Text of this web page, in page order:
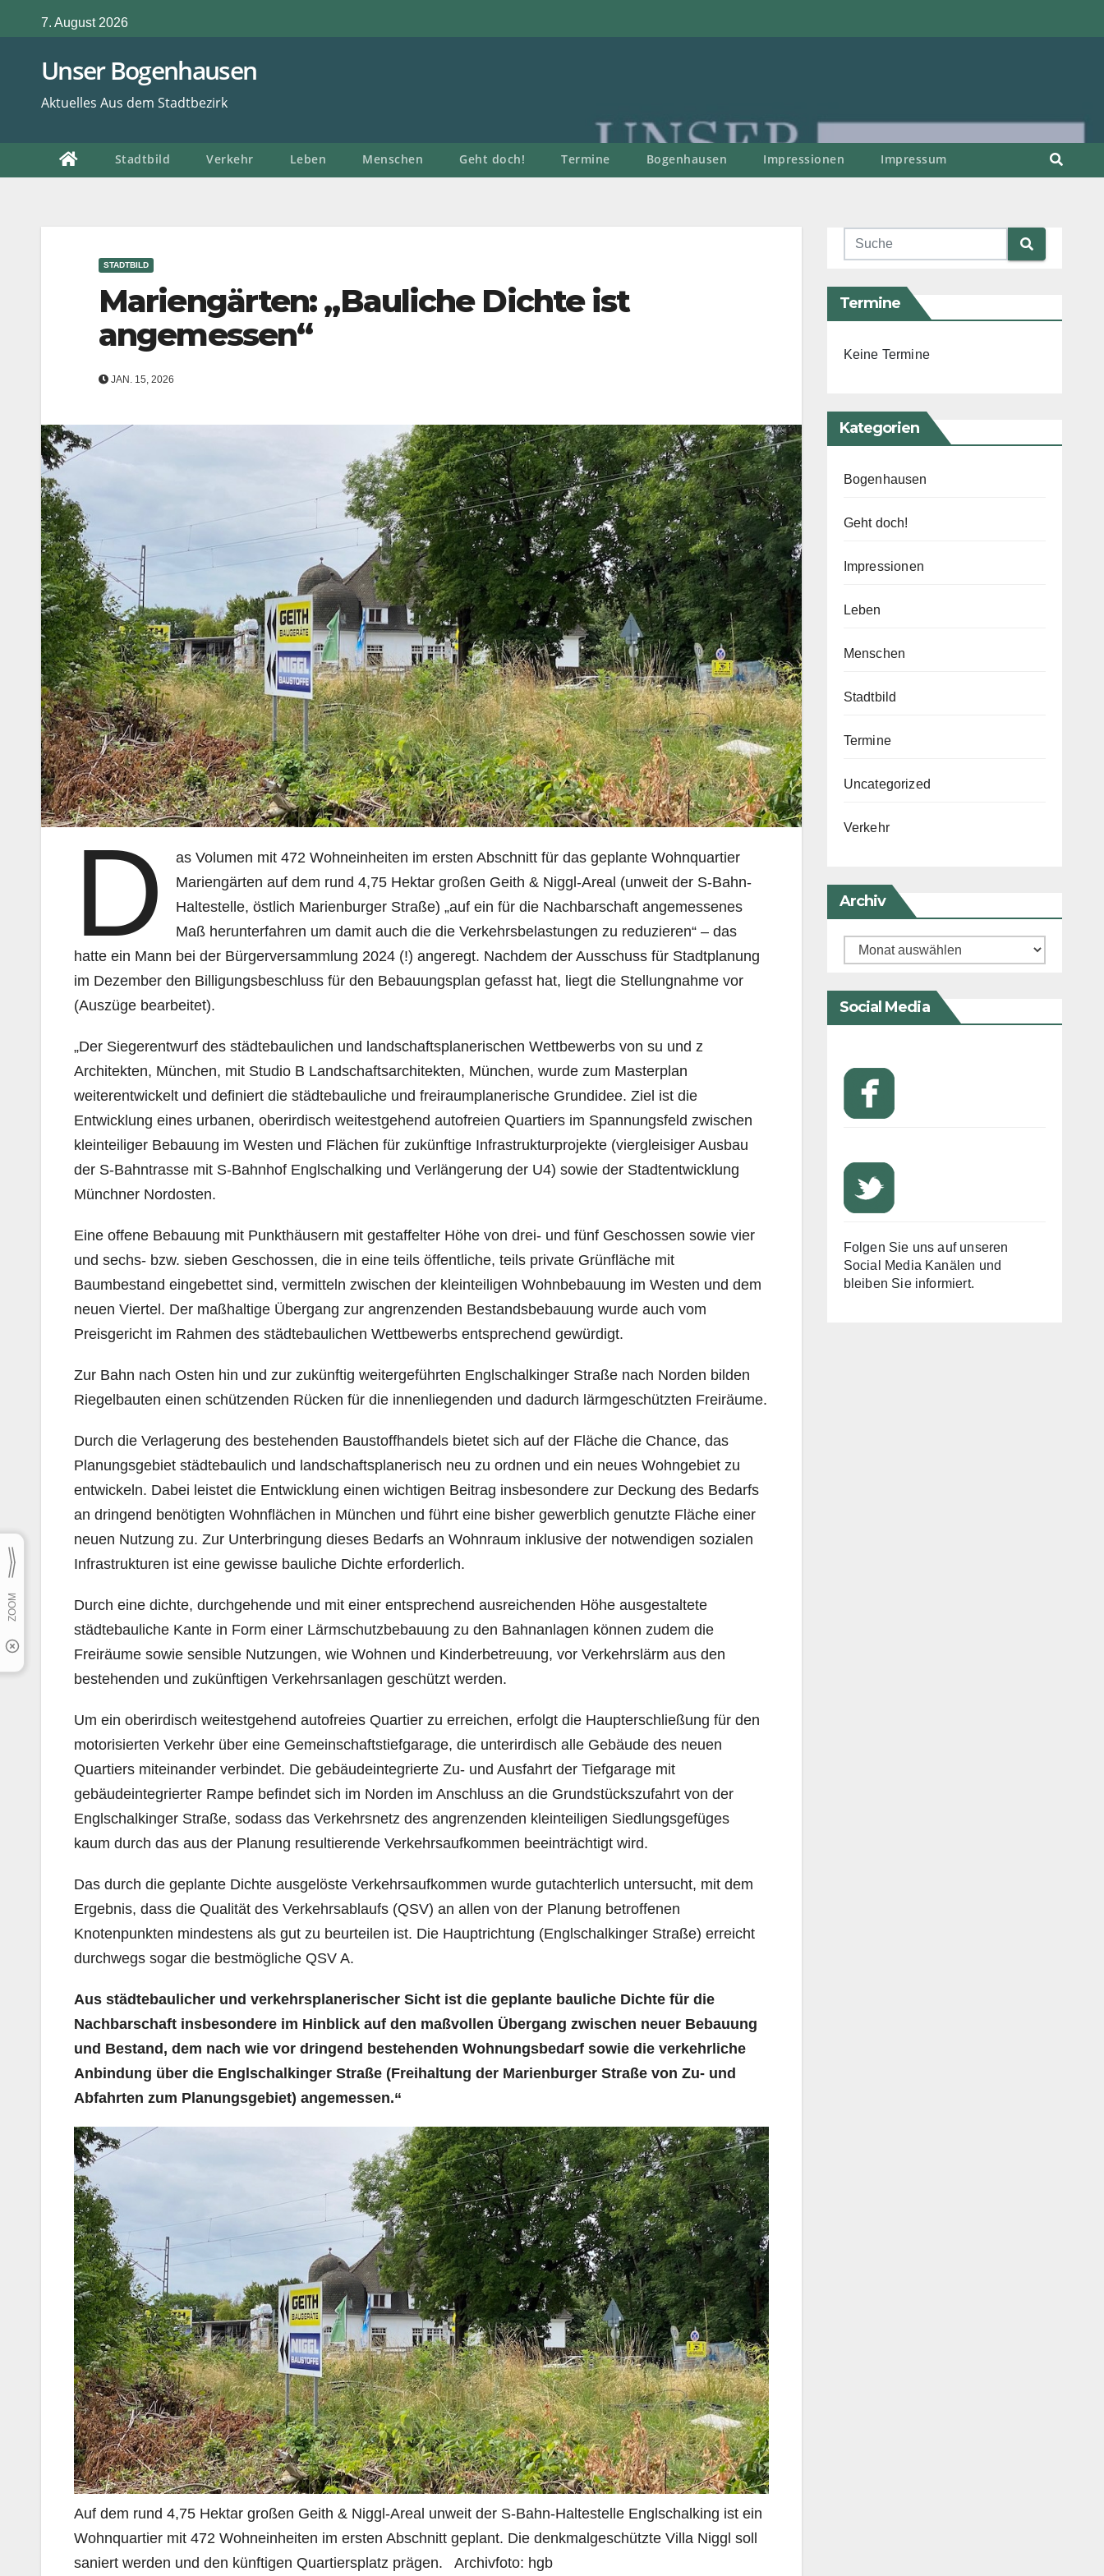
Inhalt
springen
7. August 2026
Unser Bogenhausen
Aktuelles Aus dem Stadtbezirk
Stadtbild Verkehr Leben Menschen Geht doch! Termine Bogenhausen Impressionen Impressum
STADTBILD
Mariengärten: „Bauliche Dichte ist
angemessen“
JAN. 15, 2026
D
as Volumen mit 472 Wohneinheiten im ersten Abschnitt für das geplante Wohnquartier
Mariengärten auf dem rund 4,75 Hektar großen Geith & Niggl-Areal (unweit der S-Bahn-
Haltestelle, östlich Marienburger Straße) „auf ein für die Nachbarschaft angemessenes
Maß herunterfahren um damit auch die die Verkehrsbelastungen zu reduzieren“ – das
hatte ein Mann bei der Bürgerversammlung 2024 (!) angeregt. Nachdem der Ausschuss für Stadtplanung
im Dezember den Billigungsbeschluss für den Bebauungsplan gefasst hat, liegt die Stellungnahme vor
(Auszüge bearbeitet).
„Der Siegerentwurf des städtebaulichen und landschaftsplanerischen Wettbewerbs von su und z
Architekten, München, mit Studio B Landschaftsarchitekten, München, wurde zum Masterplan
weiterentwickelt und definiert die städtebauliche und freiraumplanerische Grundidee. Ziel ist die
Entwicklung eines urbanen, oberirdisch weitestgehend autofreien Quartiers im Spannungsfeld zwischen
kleinteiliger Bebauung im Westen und Flächen für zukünftige Infrastrukturprojekte (viergleisiger Ausbau
der S-Bahntrasse mit S-Bahnhof Englschalking und Verlängerung der U4) sowie der Stadtentwicklung
Münchner Nordosten.
Eine offene Bebauung mit Punkthäusern mit gestaffelter Höhe von drei- und fünf Geschossen sowie vier
und sechs- bzw. sieben Geschossen, die in eine teils öffentliche, teils private Grünfläche mit
Baumbestand eingebettet sind, vermitteln zwischen der kleinteiligen Wohnbebauung im Westen und dem
neuen Viertel. Der maßhaltige Übergang zur angrenzenden Bestandsbebauung wurde auch vom
Preisgericht im Rahmen des städtebaulichen Wettbewerbs entsprechend gewürdigt.
Zur Bahn nach Osten hin und zur zukünftig weitergeführten Englschalkinger Straße nach Norden bilden
Riegelbauten einen schützenden Rücken für die innenliegenden und dadurch lärmgeschützten Freiräume.
Durch die Verlagerung des bestehenden Baustoffhandels bietet sich auf der Fläche die Chance, das
Planungsgebiet städtebaulich und landschaftsplanerisch neu zu ordnen und ein neues Wohngebiet zu
entwickeln. Dabei leistet die Entwicklung einen wichtigen Beitrag insbesondere zur Deckung des Bedarfs
an dringend benötigten Wohnflächen in München und führt eine bisher gewerblich genutzte Fläche einer
neuen Nutzung zu. Zur Unterbringung dieses Bedarfs an Wohnraum inklusive der notwendigen sozialen
Infrastrukturen ist eine gewisse bauliche Dichte erforderlich.
Durch eine dichte, durchgehende und mit einer entsprechend ausreichenden Höhe ausgestaltete
städtebauliche Kante in Form einer Lärmschutzbebauung zu den Bahnanlagen können zudem die
Freiräume sowie sensible Nutzungen, wie Wohnen und Kinderbetreuung, vor Verkehrslärm aus den
bestehenden und zukünftigen Verkehrsanlagen geschützt werden.
Um ein oberirdisch weitestgehend autofreies Quartier zu erreichen, erfolgt die Haupterschließung für den
motorisierten Verkehr über eine Gemeinschaftstiefgarage, die unterirdisch alle Gebäude des neuen
Quartiers miteinander verbindet. Die gebäudeintegrierte Zu- und Ausfahrt der Tiefgarage mit
gebäudeintegrierter Rampe befindet sich im Norden im Anschluss an die Grundstückszufahrt von der
Englschalkinger Straße, sodass das Verkehrsnetz des angrenzenden kleinteiligen Siedlungsgefüges
kaum durch das aus der Planung resultierende Verkehrsaufkommen beeinträchtigt wird.
Das durch die geplante Dichte ausgelöste Verkehrsaufkommen wurde gutachterlich untersucht, mit dem
Ergebnis, dass die Qualität des Verkehrsablaufs (QSV) an allen von der Planung betroffenen
Knotenpunkten mindestens als gut zu beurteilen ist. Die Hauptrichtung (Englschalkinger Straße) erreicht
durchwegs sogar die bestmögliche QSV A.
Aus städtebaulicher und verkehrsplanerischer Sicht ist die geplante bauliche Dichte für die
Nachbarschaft insbesondere im Hinblick auf den maßvollen Übergang zwischen neuer Bebauung
und Bestand, dem nach wie vor dringend bestehenden Wohnungsbedarf sowie die verkehrliche
Anbindung über die Englschalkinger Straße (Freihaltung der Marienburger Straße von Zu- und
Abfahrten zum Planungsgebiet) angemessen.“
Auf dem rund 4,75 Hektar großen Geith & Niggl-Areal unweit der S-Bahn-Haltestelle Englschalking ist ein
Wohnquartier mit 472 Wohneinheiten im ersten Abschnitt geplant. Die denkmalgeschützte Villa Niggl soll
saniert werden und den künftigen Quartiersplatz prägen. Archivfoto: hgb
Termine
Keine Termine
Kategorien
Bogenhausen
Geht doch!
Impressionen
Leben
Menschen
Stadtbild
Termine
Uncategorized
Verkehr
Archiv
Archiv
Social Media
Folgen Sie uns auf unseren
Social Media Kanälen und
bleiben Sie informiert.